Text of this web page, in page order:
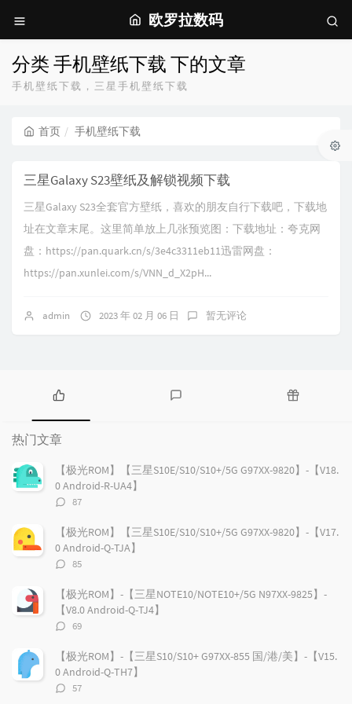
欧罗拉数码
分类 手机壁纸下载 下的文章
手机壁纸下载，三星手机壁纸下载
首页 手机壁纸下载
三星Galaxy S23壁纸及解锁视频下载
三星Galaxy S23全套官方壁纸，喜欢的朋友自行下载吧，下载地
址在文章末尾。这里简单放上几张预览图：下载地址：夸克网
盘：https://pan.quark.cn/s/3e4c3311eb11迅雷网盘：
https://pan.xunlei.com/s/VNN_d_X2pH...
admin 2023 年 02 月 06 日 暂无评论
热
门
文
章
论
章
热门文章
【极光ROM】【三星S10E/S10/S10+/5G G97XX-9820】-【V18.
0 Android-R-UA4】
评
数：
87
【极光ROM】【三星S10E/S10/S10+/5G G97XX-9820】-【V17.
0 Android-Q-TJA】
评
数：
85
【极光ROM】-【三星NOTE10/NOTE10+/5G N97XX-9825】-
【V8.0 Android-Q-TJ4】
评
数：
69
【极光ROM】-【三星S10/S10+ G97XX-855 国/港/美】-【V15.
0 Android-Q-TH7】
评
57